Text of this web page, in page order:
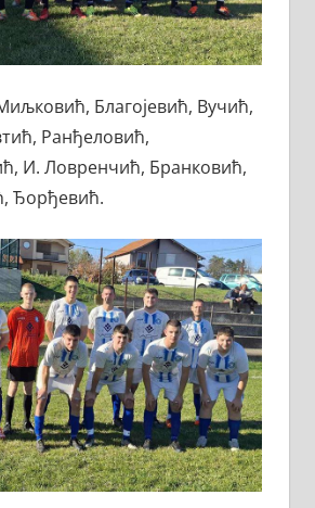
Благојевић, Вучић,
Ранђеловић,
И. Ловренчић, Бранковић,
Ђорђевић.